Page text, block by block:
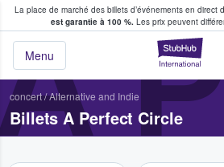
La place de marché des billets d’événements en direct
est garantie à 100 %. Les prix peuvent
Menu
fans achètent et vendent
concert/Alternative and Indie
Billets A Perfect Circle